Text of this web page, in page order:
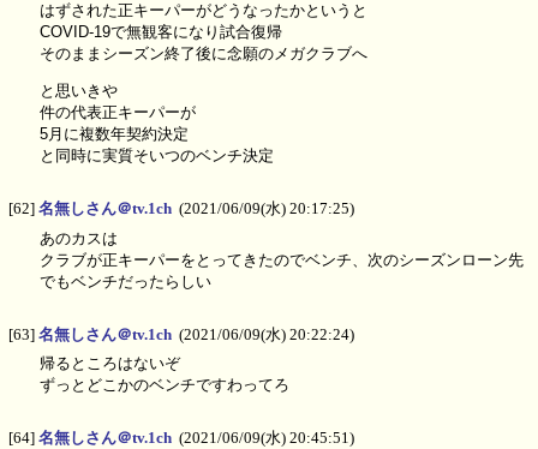
はずされた正キーパーがどうなったかというと
COVID-19で無観客になり試合復帰
そのままシーズン終了後に念願のメガクラブへ
と思いきや
件の代表正キーパーが
5月に複数年契約決定
と同時に実質そいつのベンチ決定
[62] 名無しさん＠tv.1ch (2021/06/09(水) 20:17:25)
あのカスは
クラブが正キーパーをとってきたのでベンチ、次のシーズンローン先
でもベンチだったらしい
[63] 名無しさん＠tv.1ch (2021/06/09(水) 20:22:24)
帰るところはないぞ
ずっとどこかのベンチですわってろ
[64] 名無しさん＠tv.1ch (2021/06/09(水) 20:45:51)